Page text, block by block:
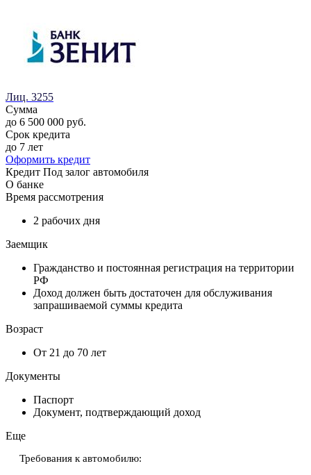
Лиц. 3255
Сумма
до 6 500 000 руб.
Срок кредита
до 7 лет
Оформить кредит
Кредит Под залог автомобиля
О банке
Время рассмотрения
2 рабочих дня
Заемщик
Гражданство и постоянная регистрация на территории
РФ
Доход должен быть достаточен для обслуживания
запрашиваемой суммы кредита
Возраст
От 21 до 70 лет
Документы
Паспорт
Документ, подтверждающий доход
Еще
Требования к автомобилю: